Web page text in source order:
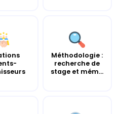
Méthodologie :
recherche de
stage et mém...